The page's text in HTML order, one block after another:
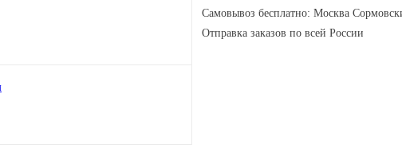
Самовывоз бесплатно: Москва
Отправка заказов по всей России